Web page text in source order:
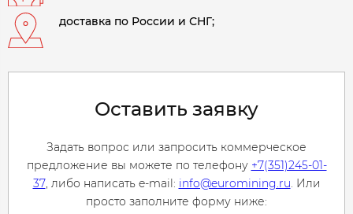
доставка по России и СНГ;
Оставить заявку
Задать вопрос или запросить коммерческое
предложение вы можете по телефону +7(351)245-01-
37, либо написать e-mail: info@euromining.ru. Или
просто заполните форму ниже: